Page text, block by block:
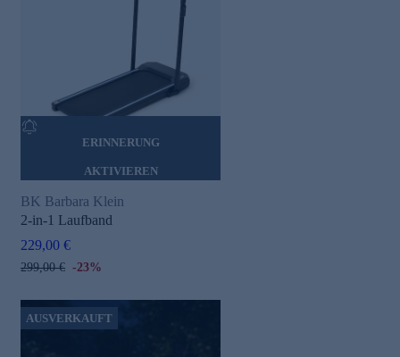
ERINNERUNG
AKTIVIEREN
BK Barbara Klein
2-in-1 Laufband
229,00 €
299,00 € -23%
AUSVERKAUFT